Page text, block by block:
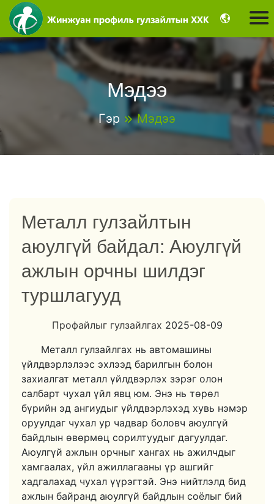
Мэдээ
Гэр Мэдээ
Металл гулзайлтын
аюулгүй байдал: Аюулгүй
ажлын орчны шилдэг
туршлагууд
Профайлыг гулзайлгах 2025-08-09
Металл гулзайлгах нь автомашины
үйлдвэрлэлээс эхлээд барилгын болон
захиалгат металл үйлдвэрлэх зэрэг олон
салбарт чухал үйл явц юм. Энэ нь төрөл
бүрийн эд ангиудыг үйлдвэрлэхэд хувь нэмэр
оруулдаг чухал ур чадвар боловч аюулгүй
байдлын өвөрмөц сорилтуудыг дагуулдаг.
Аюулгүй ажлын орчныг хангах нь ажилчдыг
хамгаалах, үйл ажиллагааны үр ашгийг
хадгалахад чухал үүрэгтэй. Энэ нийтлэлд бид
ажлын байранд аюулгүй байдлын соёлыг бий